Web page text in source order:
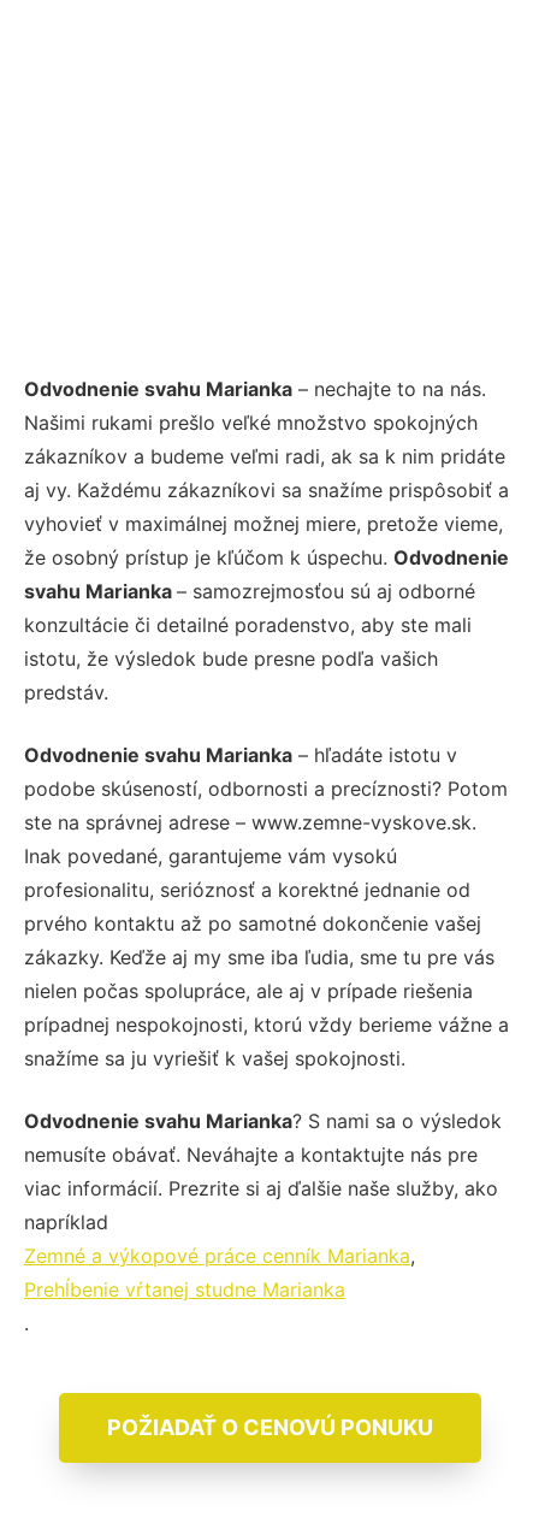
Odvodnenie svahu Marianka – nechajte to na nás.
Našimi rukami prešlo veľké množstvo spokojných
zákazníkov a budeme veľmi radi, ak sa k nim pridáte
aj vy. Každému zákazníkovi sa snažíme prispôsobiť a
vyhovieť v maximálnej možnej miere, pretože vieme,
že osobný prístup je kľúčom k úspechu. Odvodnenie
svahu Marianka – samozrejmosťou sú aj odborné
konzultácie či detailné poradenstvo, aby ste mali
istotu, že výsledok bude presne podľa vašich
predstáv.
Odvodnenie svahu Marianka – hľadáte istotu v
podobe skúseností, odbornosti a precíznosti? Potom
ste na správnej adrese – www.zemne-vyskove.sk.
Inak povedané, garantujeme vám vysokú
profesionalitu, serióznosť a korektné jednanie od
prvého kontaktu až po samotné dokončenie vašej
zákazky. Keďže aj my sme iba ľudia, sme tu pre vás
nielen počas spolupráce, ale aj v prípade riešenia
prípadnej nespokojnosti, ktorú vždy berieme vážne a
snažíme sa ju vyriešiť k vašej spokojnosti.
Odvodnenie svahu Marianka? S nami sa o výsledok
nemusíte obávať. Neváhajte a kontaktujte nás pre
viac informácií. Prezrite si aj ďalšie naše služby, ako
napríklad
Zemné a výkopové práce cenník Marianka,
Prehĺbenie vŕtanej studne Marianka
.
POŽIADAŤ O CENOVÚ PONUKU